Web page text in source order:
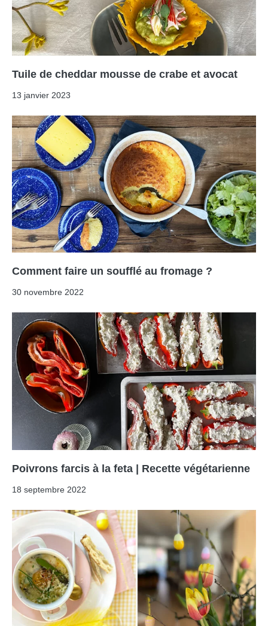
Tuile de cheddar mousse de crabe et avocat
13 janvier 2023
Comment faire un soufflé au fromage ?
30 novembre 2022
Poivrons farcis à la feta | Recette végétarienne
18 septembre 2022